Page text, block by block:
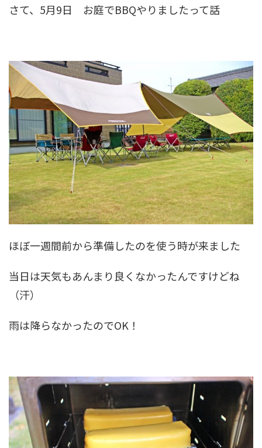
さて、5月9日 お庭でBBQやりましたって話
ほぼ一週間前から準備したのを使う時が来ました
当日は天気もあんまり良くなかったんですけどね
（汗）
雨は降らなかったのでOK！